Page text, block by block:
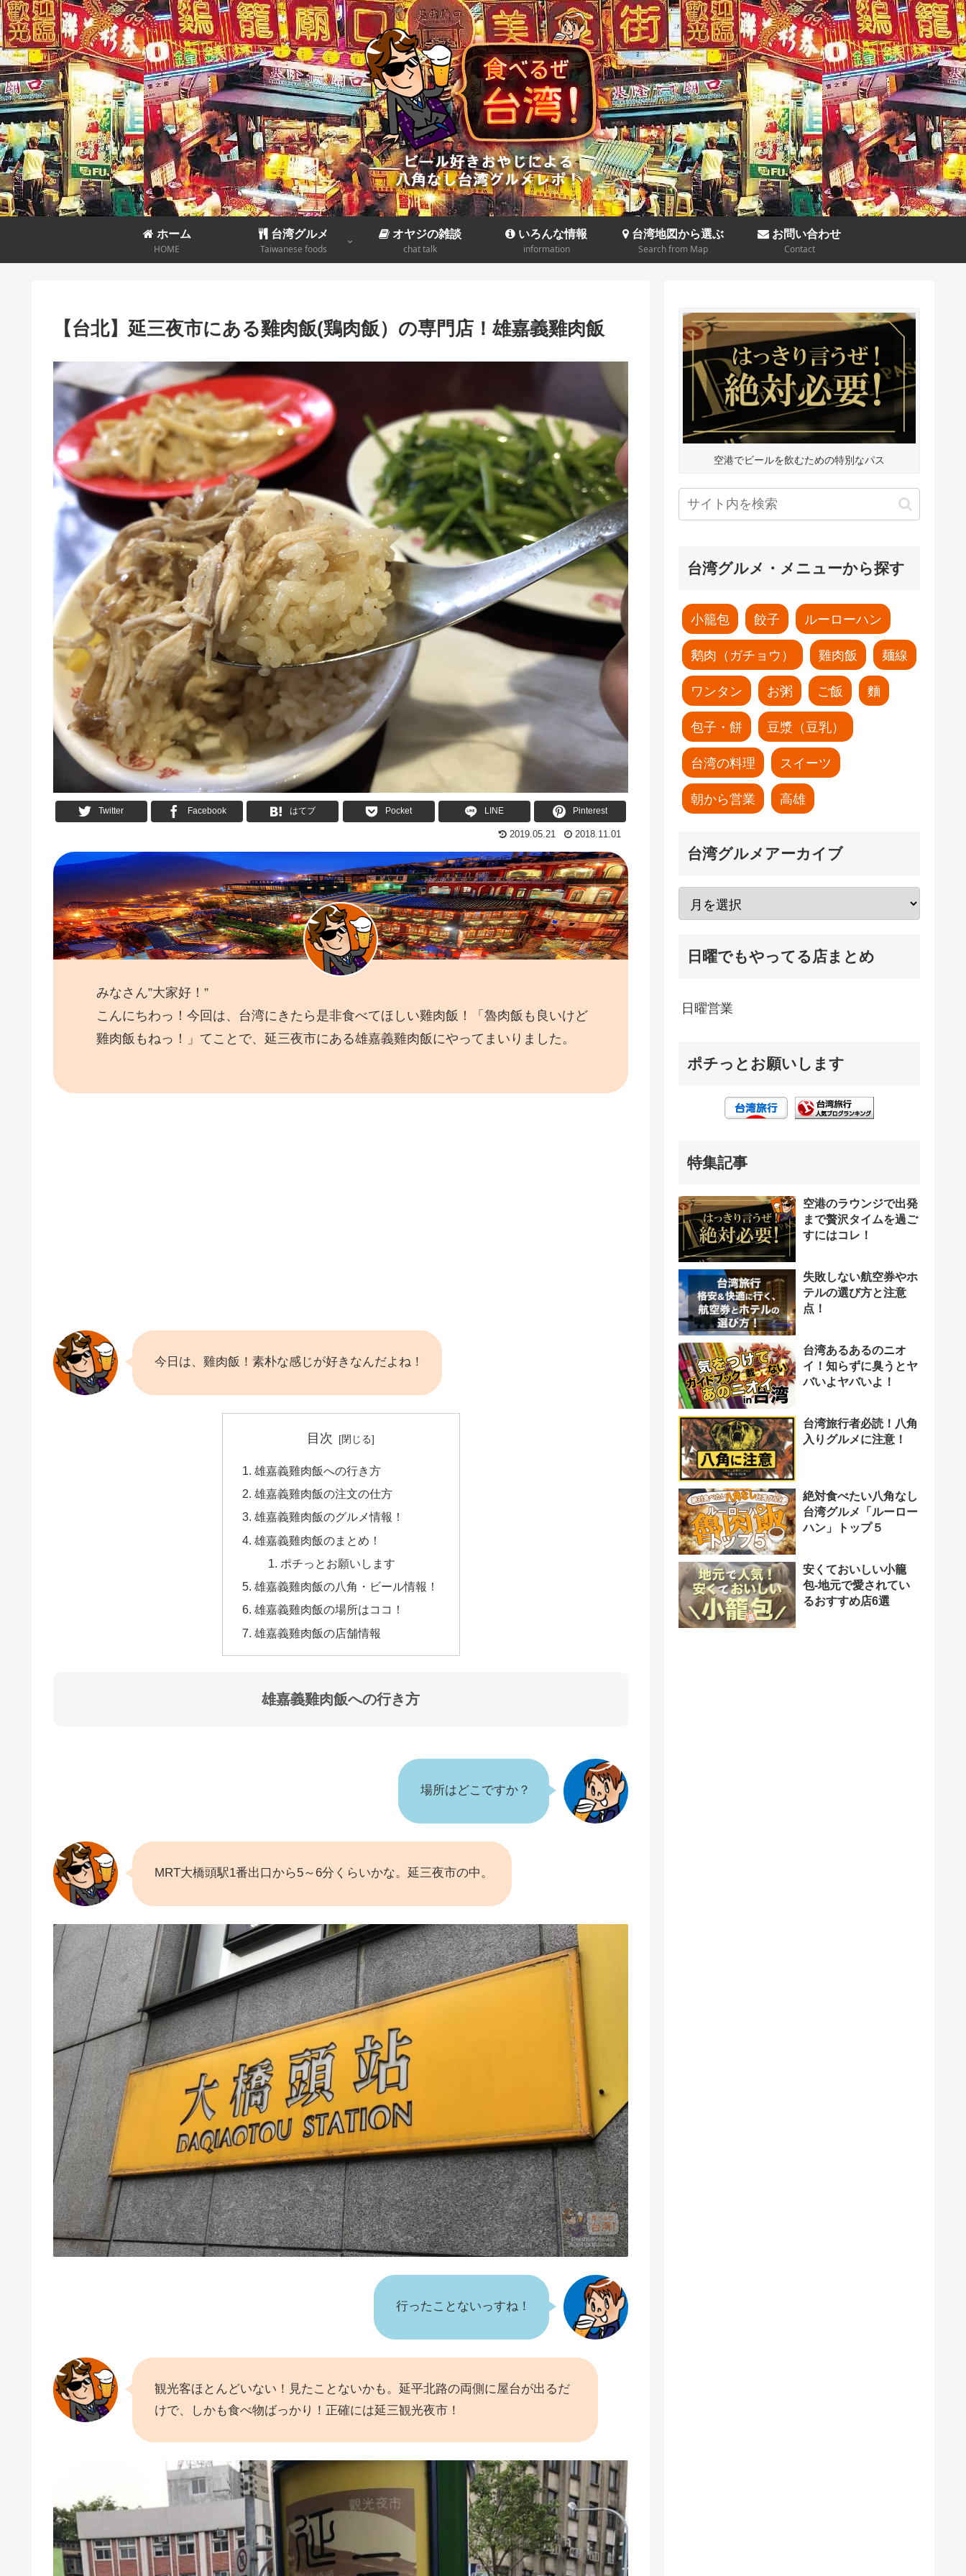
ホーム
HOME
台湾グルメ
Taiwanese foods
オヤジの雑談
chat talk
いろんな情報
information
台湾地図から選ぶ
Search from Map
お問い合わせ
Contact
【台北】延三夜市にある雞肉飯(鶏肉飯）の専門店！雄嘉義雞肉飯
Twitter Facebook はてブ Pocket LINE Pinterest
2019.05.21 2018.11.01
みなさん”大家好！”
こんにちわっ！今回は、台湾にきたら是非食べてほしい雞肉飯！「魯肉飯も良いけど
雞肉飯もねっ！」てことで、延三夜市にある雄嘉義雞肉飯にやってまいりました。
今日は、雞肉飯！素朴な感じが好きなんだよね！
目次
雄嘉義雞肉飯への行き方
雄嘉義雞肉飯の注文の仕方
雄嘉義雞肉飯のグルメ情報！
雄嘉義雞肉飯のまとめ！
ポチっとお願いします
雄嘉義雞肉飯の八角・ビール情報！
雄嘉義雞肉飯の場所はココ！
雄嘉義雞肉飯の店舗情報
雄嘉義雞肉飯への行き方
場所はどこですか？
MRT大橋頭駅1番出口から5～6分くらいかな。延三夜市の中。
行ったことないっすね！
観光客ほとんどいない！見たことないかも。延平北路の両側に屋台が出るだ
けで、しかも食べ物ばっかり！正確には延三観光夜市！
空港でビールを飲むための特別なパス
台湾グルメ・メニューから探す
小籠包 餃子 ルーローハン
鹅肉（ガチョウ） 雞肉飯 麺線
ワンタン お粥 ご飯 麵
包子・餅 豆漿（豆乳）
台湾の料理 スイーツ
朝から営業 高雄
台湾グルメアーカイブ
日曜でもやってる店まとめ
日曜営業
ポチっとお願いします
特集記事
空港のラウンジで出発
まで贅沢タイムを過ご
すにはコレ！
失敗しない航空券やホ
テルの選び方と注意
点！
台湾あるあるのニオ
イ！知らずに臭うとヤ
バいよヤバいよ！
台湾旅行者必読！八角
入りグルメに注意！
絶対食べたい八角なし
台湾グルメ「ルーロー
ハン」トップ５
安くておいしい小籠
包-地元で愛されてい
るおすすめ店6選